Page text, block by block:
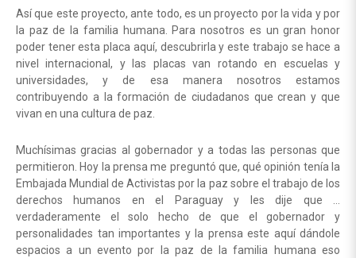
Así que este proyecto, ante todo, es un proyecto por la vida y por
la paz de la familia humana. Para nosotros es un gran honor
poder tener esta placa aquí, descubrirla y este trabajo se hace a
nivel internacional, y las placas van rotando en escuelas y
universidades, y de esa manera nosotros estamos
contribuyendo a la formación de ciudadanos que crean y que
vivan en una cultura de paz.
Muchísimas gracias al gobernador y a todas las personas que
permitieron. Hoy la prensa me preguntó que, qué opinión tenía la
Embajada Mundial de Activistas por la paz sobre el trabajo de los
derechos humanos en el Paraguay y les dije que …
verdaderamente el solo hecho de que el gobernador y
personalidades tan importantes y la prensa este aquí dándole
espacios a un evento por la paz de la familia humana eso